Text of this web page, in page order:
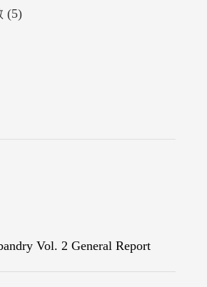
(5)
Vol. 2 General Report